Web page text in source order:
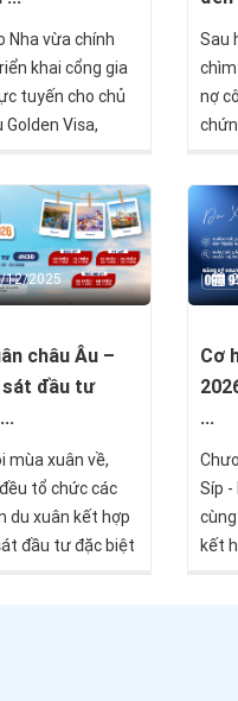
Nha vừa chính
khai cổng gia
tuyến cho chủ
Golden Visa,
trong quá
cách hành chính
đại hóa các thủ
Sau
nợ
lịch
vực
toàn
năm
12/2025
châu Âu –
sát đầu tư
mùa xuân về,
đều tổ chức các
du xuân kết hợp
đầu tư đặc biệt
Cơ
...
Síp -
kết